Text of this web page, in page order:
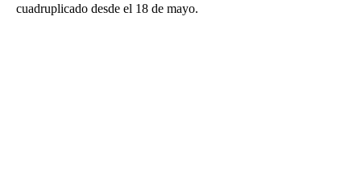
cuadruplicado desde el 18 de mayo.